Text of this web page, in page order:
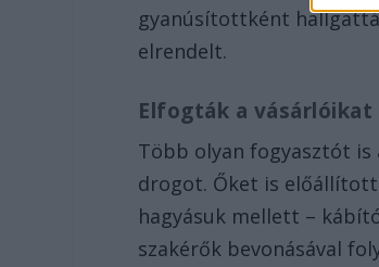
gyanúsítottként
elrendelt.
Elfogták a vásárlóikat
Több olyan fogyasztót
drogot. Őket is
hagyásuk mellett –
szakérők bevonásával